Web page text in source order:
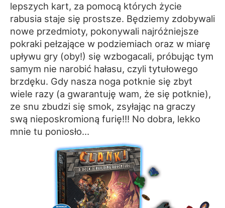
lepszych kart, za pomocą których życie
rabusia staje się prostsze. Będziemy zdobywali
nowe przedmioty, pokonywali najróżniejsze
pokraki pełzające w podziemiach oraz w miarę
upływu gry (oby!) się wzbogacali, próbując tym
samym nie narobić hałasu, czyli tytułowego
brzdęku. Gdy nasza noga potknie się zbyt
wiele razy (a gwarantuję wam, że się potknie),
ze snu zbudzi się smok, zsyłając na graczy
swą nieposkromioną furię!!! No dobra, lekko
mnie tu poniosło…